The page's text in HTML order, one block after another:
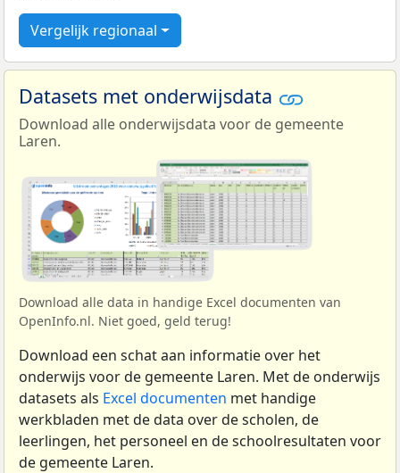
Vergelijk regionaal
Datasets met onderwijsdata
Download alle onderwijsdata voor de gemeente
Laren.
Download alle data in handige Excel documenten van
OpenInfo.nl. Niet goed, geld terug!
Download een schat aan informatie over het
onderwijs voor de gemeente Laren. Met de onderwijs
datasets als Excel documenten met handige
werkbladen met de data over de scholen, de
leerlingen, het personeel en de schoolresultaten voor
de gemeente Laren.